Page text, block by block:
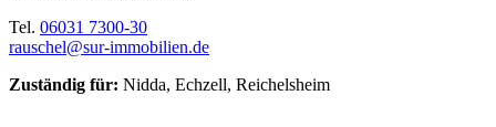
Tel. 06031 7300-30
rauschel@sur-immobilien.de
Zuständig für: Nidda, Echzell, Reichelsheim